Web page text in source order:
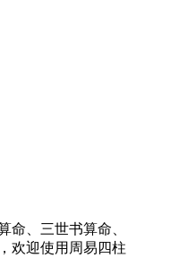
命、三世书算命、
欢迎使用周易四柱